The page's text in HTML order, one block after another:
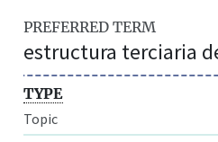
PREFERRED TERM
estructura terciaria
TYPE
Topic